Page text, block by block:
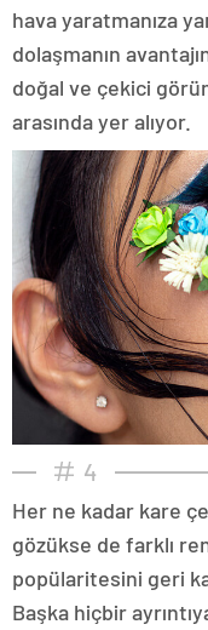
hava yaratmanıza
dolaşmanın
doğal ve çekici
arasında yer alıyor.
4
Her ne kadar kare
gözükse de farklı
popülaritesini geri
Başka hiçbir